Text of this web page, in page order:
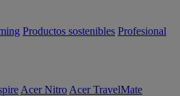
Productos sostenibles Profesional
Acer Nitro Acer TravelMate